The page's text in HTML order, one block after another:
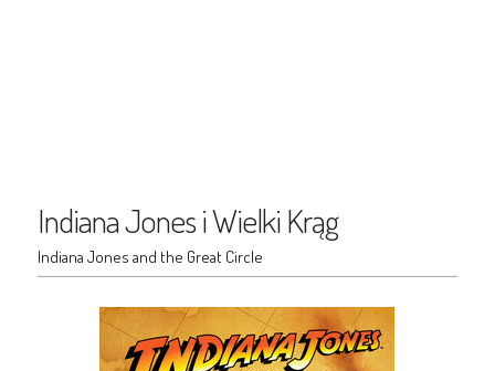
Indiana Jones i Wielki Krąg
Indiana Jones and the Great Circle